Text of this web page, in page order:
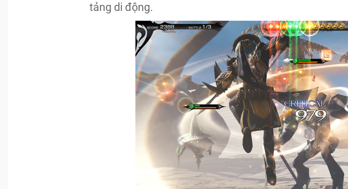
tảng di động.